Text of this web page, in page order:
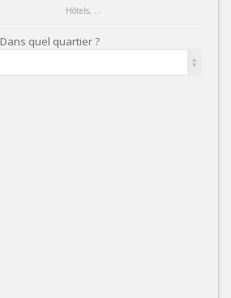
Hôtels, ...
Dans quel quartier ?